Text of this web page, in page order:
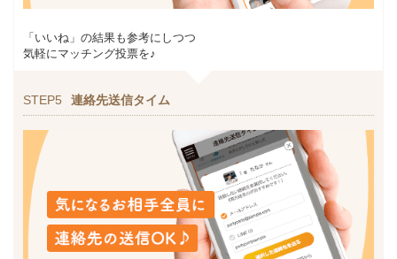
「いいね」の結果も参考にしつつ
気軽にマッチング投票を♪
STEP5 連絡先送信タイム